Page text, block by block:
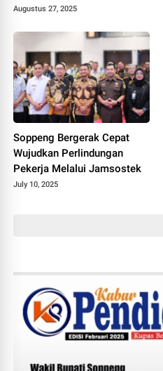
Profesionalisme
Augustus 27, 2025
Soppeng Bergerak Cepat
Wujudkan Perlindungan
Pekerja Melalui Jamsostek
July 10, 2025